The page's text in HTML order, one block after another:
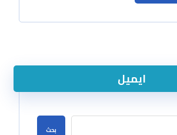
ايميل